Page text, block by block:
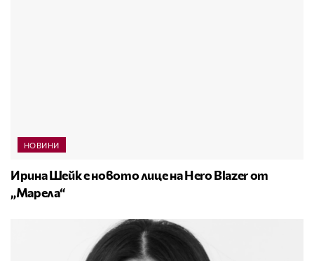
НОВИНИ
Ирина Шейк е новото лице на Hero Blazer от
„Марела“